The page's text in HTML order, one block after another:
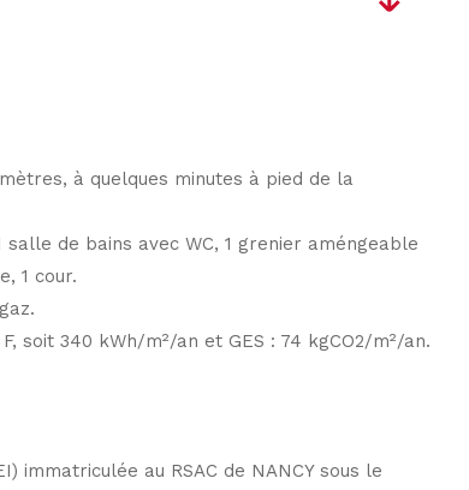
à quelques minutes à pied de la
de bains avec WC, 1 grenier améngeable
1 cour.
soit 340 kWh/m²/an et GES : 74 kgCO2/m²/an.
immatriculée au RSAC de NANCY sous le